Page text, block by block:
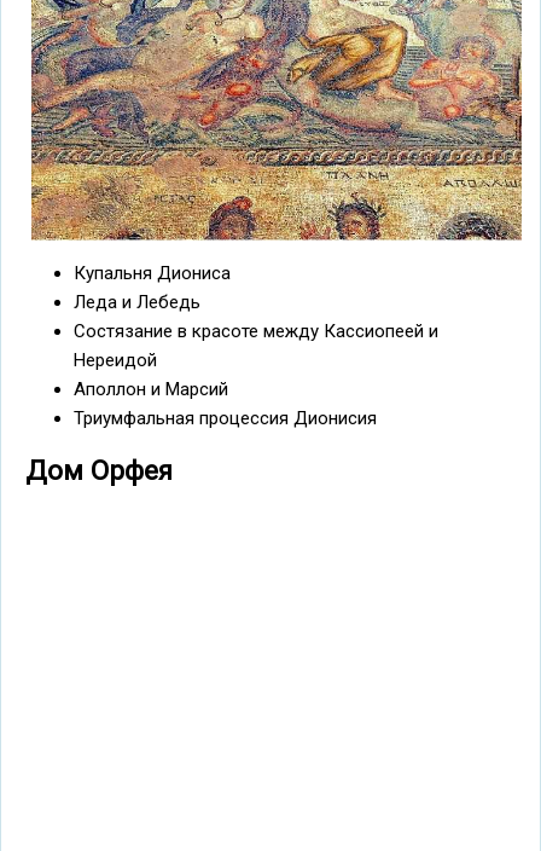
Купальня Диониса
Леда и Лебедь
Состязание в красоте между Кассиопеей и
Нереидой
Аполлон и Марсий
Триумфальная процессия Дионисия
Дом Орфея